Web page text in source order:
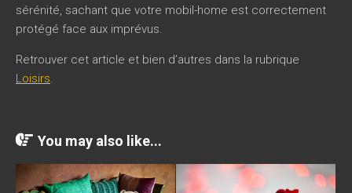
sérénité, sachant que votre mobil-home est correctement
protégé face aux imprévus.
Retrouver cet article et bien d’autres dans la rubrique
Loisirs.
You may also like...